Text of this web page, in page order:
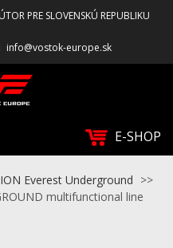
PRE SLOVENSKÚ REPUBLIKU
info@vostok-europe.sk
E-SHOP
Everest Underground >>
multifunctional line